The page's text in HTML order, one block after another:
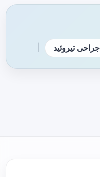
جراحی تیروئید